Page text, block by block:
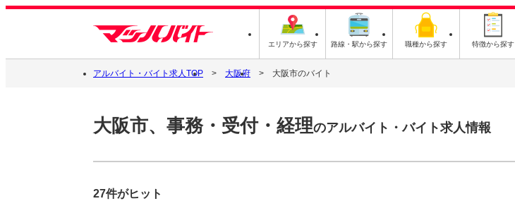
エリアから探す 路線・駅から探す 職種から探す 特徴から探す
アルバイト・バイト求人TOP 大阪府 大阪市のバイト
大阪市、事務・受付・経理のアルバイト・バイト求人情報
27件がヒット